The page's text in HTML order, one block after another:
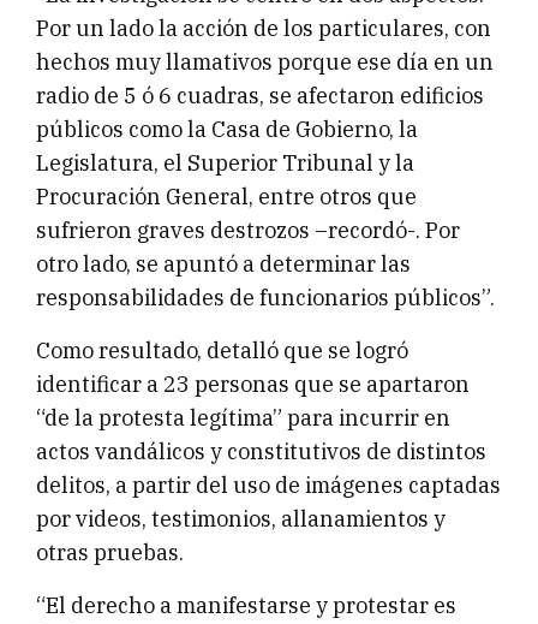
Por un lado la acción de los particulares, con
hechos muy llamativos porque ese día en un
radio de 5 ó 6 cuadras, se afectaron edificios
públicos como la Casa de Gobierno, la
Legislatura, el Superior Tribunal y la
Procuración General, entre otros que
sufrieron graves destrozos –recordó-. Por
otro lado, se apuntó a determinar las
responsabilidades de funcionarios públicos”.
Como resultado, detalló que se logró
identificar a 23 personas que se apartaron
“de la protesta legítima” para incurrir en
actos vandálicos y constitutivos de distintos
delitos, a partir del uso de imágenes captadas
por videos, testimonios, allanamientos y
otras pruebas.
“El derecho a manifestarse y protestar es